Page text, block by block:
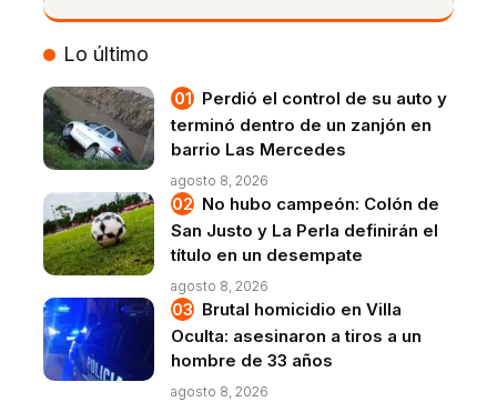
VIVO
Lo último
Perdió el control de su auto y
terminó dentro de un zanjón en
barrio Las Mercedes
agosto 8, 2026
No hubo campeón: Colón de
San Justo y La Perla definirán el
título en un desempate
agosto 8, 2026
Brutal homicidio en Villa
Oculta: asesinaron a tiros a un
hombre de 33 años
agosto 8, 2026